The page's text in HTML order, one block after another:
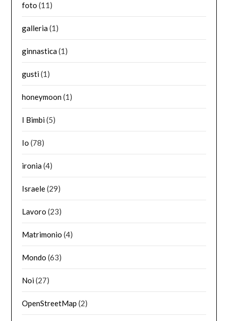
foto (11)
galleria(1)
ginnastica(1)
gusti(1)
honeymoon(1)
I Bimbi(5)
Io (78)
ironia(4)
Israele(29)
Lavoro (23)
Matrimonio (4)
Mondo (63)
Noi(27)
OpenStreetMap (2)